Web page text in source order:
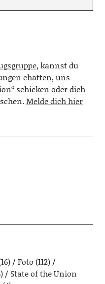
, kannst du
chatten, uns
schicken oder dich
Melde dich hier
Foto (112)
State of the Union